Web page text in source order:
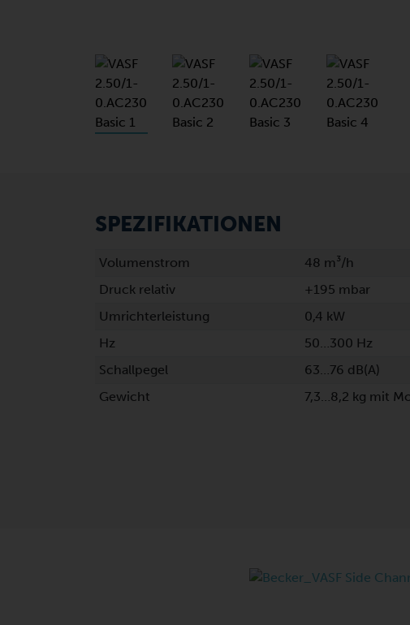
SPEZIFIKATIONEN
Volumenstrom
48 m³/h
Druck relativ
+195 mbar
Umrichterleistung
0,4 kW
Hz
50…300 Hz
Schallpegel
63…76 dB(A)
Gewicht
7,3…8,2 kg mit